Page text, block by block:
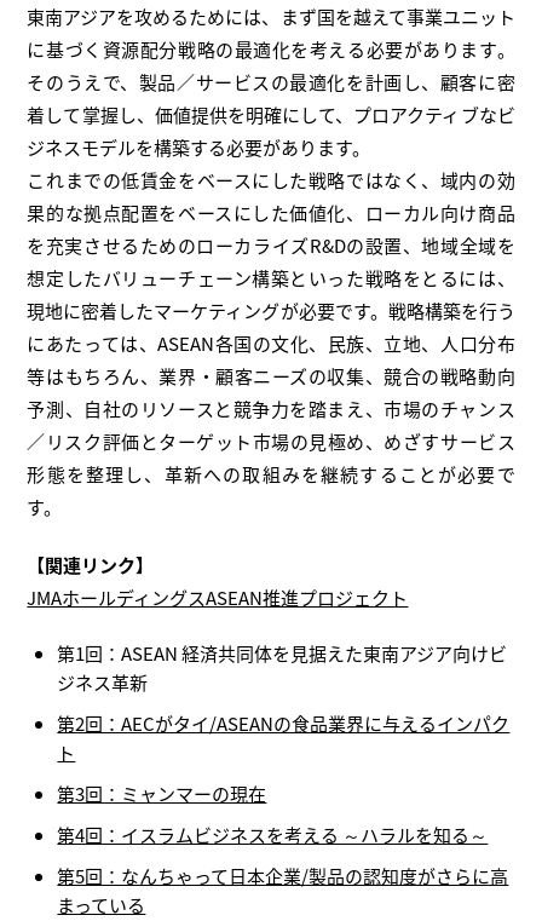
東南アジアを攻めるためには、まず国を越えて事業ユニット
に基づく資源配分戦略の最適化を考える必要があります。
そのうえで、製品／サービスの最適化を計画し、顧客に密
着して掌握し、価値提供を明確にして、プロアクティブなビ
ジネスモデルを構築する必要があります。
これまでの低賃金をベースにした戦略ではなく、域内の効
果的な拠点配置をベースにした価値化、ローカル向け商品
を充実させるためのローカライズR&Dの設置、地域全域を
想定したバリューチェーン構築といった戦略をとるには、
現地に密着したマーケティングが必要です。戦略構築を行う
にあたっては、ASEAN各国の文化、民族、立地、人口分布
等はもちろん、業界・顧客ニーズの収集、競合の戦略動向
予測、自社のリソースと競争力を踏まえ、市場のチャンス
／リスク評価とターゲット市場の見極め、めざすサービス
形態を整理し、革新への取組みを継続することが必要で
す。
【関連リンク】
JMAホールディングスASEAN推進プロジェクト
第1回：ASEAN 経済共同体を見据えた東南アジア向けビ
ジネス革新
第2回：AECがタイ/ASEANの食品業界に与えるインパク
ト
第3回：ミャンマーの現在
第4回：イスラムビジネスを考える ～ハラルを知る～
第5回：なんちゃって日本企業/製品の認知度がさらに高
まっている